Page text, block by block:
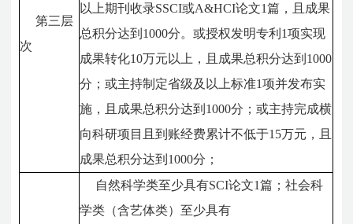
第三层
次
以上期刊收录SSCI或A&HCI论文1篇，且成果
总积分达到1000分。或授权发明专利1项实现
成果转化10万元以上，且成果总积分达到1000
分；或主持制定省级及以上标准1项并发布实
施，且成果总积分达到1000分；或主持完成横
向科研项目且到账经费累计不低于15万元，且
成果总积分达到1000分；
自然科学类至少具有SCI论文1篇；社会科
学类（含艺体类）至少具有